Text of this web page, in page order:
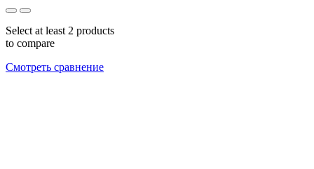
Select at least 2 products
to compare
Смотреть сравнение